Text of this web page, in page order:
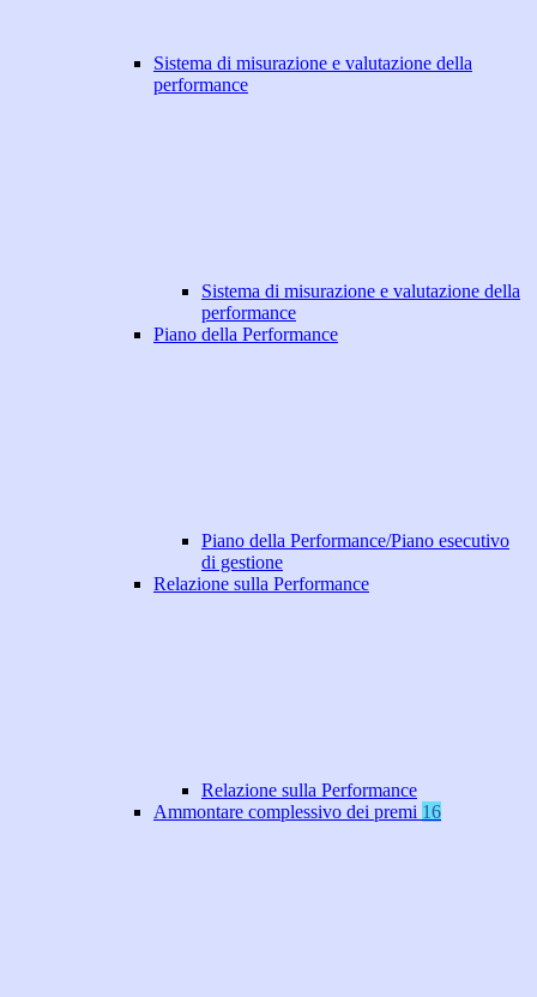
Sistema di misurazione e valutazione della
performance
Sistema di misurazione e valutazione della
performance
Piano della Performance
Piano della Performance/Piano esecutivo
di gestione
Relazione sulla Performance
Relazione sulla Performance
Ammontare complessivo dei premi 16